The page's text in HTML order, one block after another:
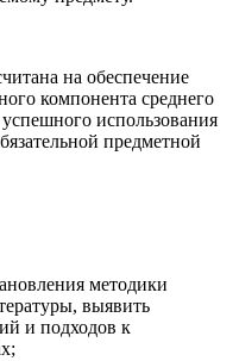
на обеспечение
компонента среднего
использования
предметной
методики
выявить
и подходов к